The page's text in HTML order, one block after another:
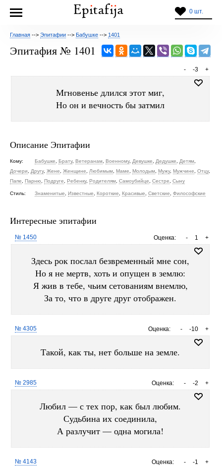
0 шт.
Главная --> Эпитафии --> Бабушке --> 1401
Эпитафия № 1401
+
-3
-
Мгновенье длился этот миг,
Но он и вечность бы затмил
Описание Эпитафии
Кому: Бабушке Брату, Ветеранам Военному, Девушке Дедушке Детям
Дочери
Другу, Жене Женщине Любимым Маме Молодым Мужу, Мужчине Отцу,
Папе
Парню Подруге Ребенку, Родителям Самоубийце Сестре Сыну
Стиль: Знаменитые Известные Короткие Красивые Светские Философские
Интересные эпитафии
Оценка: +
1
-
№ 1450
Здесь рок послал безвременный мне сон,
Но я не мертв, хоть и опущен в землю:
Я жив в тебе, чьим сетованиям внемлю,
За то, что в друге друг отображен.
Оценка: +
-10
-
№ 4305
Такой, как ты, нет больше на земле.
Оценка: +
-2
-
№ 2985
Любил — с тех пор, как был любим.
Судьбина их соединила,
А разлучит — одна могила!
Оценка: +
-1
-
№ 4143